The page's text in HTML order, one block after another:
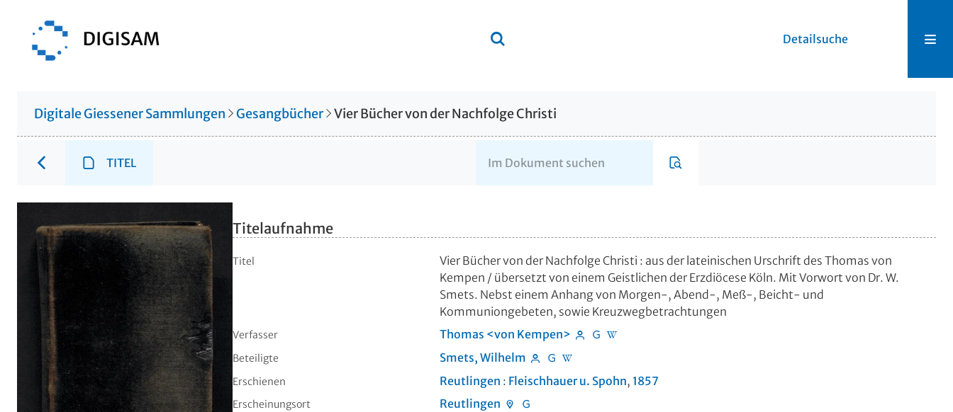
Detailsuche
Digitale Giessener Sammlungen Gesangbücher Vier Bücher von der Nachfolge Christi
TITEL
Titelaufnahme
Titel Vier Bücher von der Nachfolge Christi : aus der lateinischen Urschrift des Thomas von
Kempen / übersetzt von einem Geistlichen der Erzdiöcese Köln. Mit Vorwort von Dr. W.
Smets. Nebst einem Anhang von Morgen-, Abend-, Meß-, Beicht- und
Kommuniongebeten, sowie Kreuzwegbetrachtungen
Verfasser Thomas <von Kempen>
Beteiligte Smets, Wilhelm
Erschienen Reutlingen : Fleischhauer u. Spohn, 1857
Erscheinungsort Reutlingen